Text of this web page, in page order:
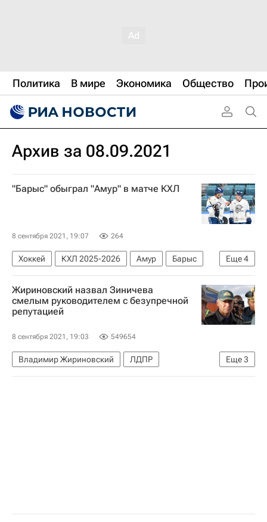
Политика В мире Экономика Общество
Архив за 08.09.2021
"Барыс" обыграл "Амур" в матче КХЛ
8 сентября 2021, 19:07 264
Еще4
Хоккей КХЛ 2025-2026 Амур
Барыс
Глеб Зырянов
Алихан Асетов
Аркадий Шестаков
Кертис Волк
Жириновский назвал Зиничева
смелым руководителем с безупречной
репутацией
8 сентября 2021, 19:03 549654
Еще3
Владимир Жириновский
ЛДПР
Евгений Зиничев
Россия